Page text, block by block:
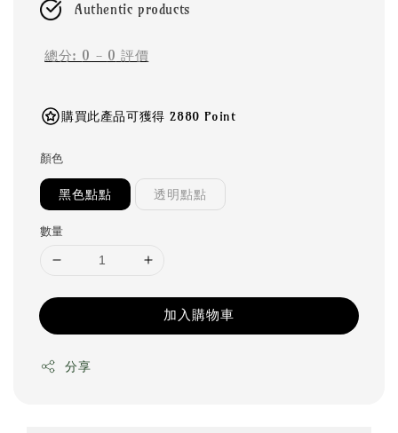
Authentic products
總分: 0 - 0 評價
購買此產品可獲得 2880 Point
顏色
黑色點點 透明點點
數量
加入購物車
分享